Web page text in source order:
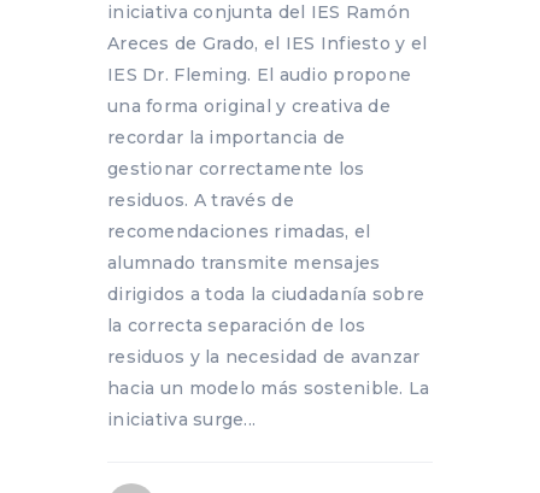
iniciativa conjunta del IES Ramón
Areces de Grado, el IES Infiesto y el
IES Dr. Fleming. El audio propone
una forma original y creativa de
recordar la importancia de
gestionar correctamente los
residuos. A través de
recomendaciones rimadas, el
alumnado transmite mensajes
dirigidos a toda la ciudadanía sobre
la correcta separación de los
residuos y la necesidad de avanzar
hacia un modelo más sostenible. La
iniciativa surge...